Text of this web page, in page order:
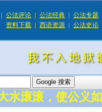
| 公法评论 | 公法经典 | 公法专题
资料下载 | 西语资源 | 公法史论
水滚滚，使公义